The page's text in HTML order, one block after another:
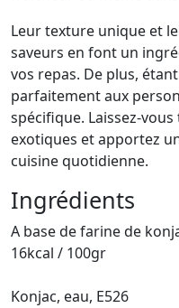
Leur texture unique et
saveurs en font un
vos repas. De plus,
parfaitement aux
spécifique. Laissez-
exotiques et apportez
cuisine quotidienne.
Ingrédients
A base de farine de
16kcal / 100gr
Konjac, eau, E526